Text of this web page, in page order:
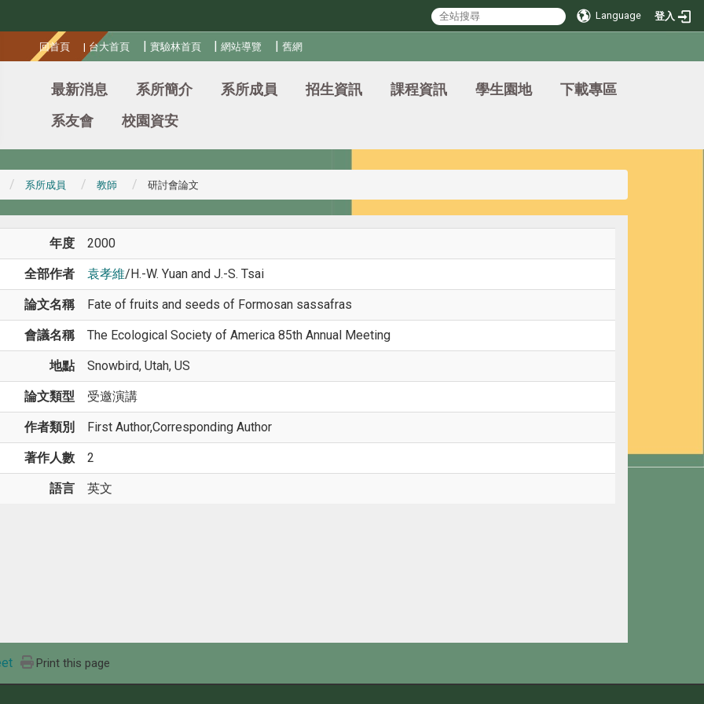
Language 登入
回首頁 | 台大首頁 | 實驗林首頁 |網站導覽 |舊網
最新消息 系所簡介 系所成員 招生資訊 課程資訊 學生園地
下載專區
系友會
校園資安
系所成員 教師 研討會論文
年度 2000
全部作者 袁孝維/H.-W. Yuan and J.-S. Tsai
論文名稱 Fate of fruits and seeds of Formosan sassafras
會議名稱 The Ecological Society of America 85th Annual Meeting
地點 Snowbird, Utah, US
論文類型 受邀演講
作者類別 First Author,Corresponding Author
著作人數 2
語言 英文
Print this page